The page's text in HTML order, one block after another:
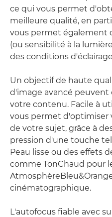
ce qui vous permet
meilleure qualité, en
vous permet également
(ou sensibilité à la
des conditions
Un objectif de haute
d'image avancé
votre contenu. Facile à
vous permet d'optimiser
de votre sujet, grâce à
pression d'une touche
Peau lisse ou des effets
comme TonChaud pour
cinématographique.
L'autofocus fiable avec